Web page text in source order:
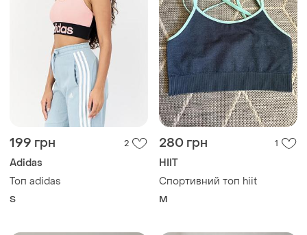
199 грн 2
Adidas
Топ adidas
S
280 грн 1
HIIT
Спортивний топ hiit
M